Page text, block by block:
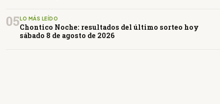
05LO MÁS LEÍDO
Chontico Noche: resultados del último sorteo hoy
sábado 8 de agosto de 2026